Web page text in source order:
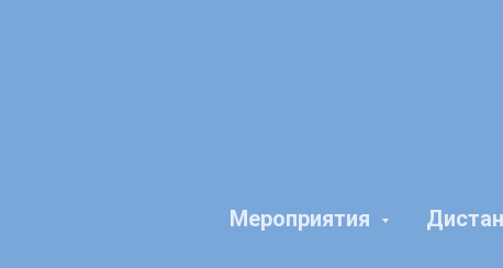
Мероприятия